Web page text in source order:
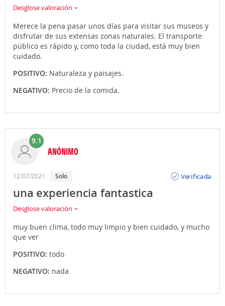
Desglose valoración
Merece la pena pasar unos días para visitar sus museos y
disfrutar de sus extensas zonas naturales. El transporte
público es rápido y, como toda la ciudad, está muy bien
cuidado.
POSITIVO: Naturaleza y paisajes.
NEGATIVO: Precio de la comida.
9.1
ANÓNIMO
12/07/2021 Solo
Verificada
una experiencia fantastica
Desglose valoración
muy buen clima, todo muy limpio y bien cuidado, y mucho
que ver
POSITIVO: todo
NEGATIVO: nada